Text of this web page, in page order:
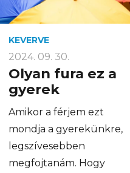
KEVERVE
2024. 09. 30.
Olyan fura ez a
gyerek
Amikor a férjem ezt
mondja a gyerekünkre,
legszívesebben
megfojtanám. Hogy